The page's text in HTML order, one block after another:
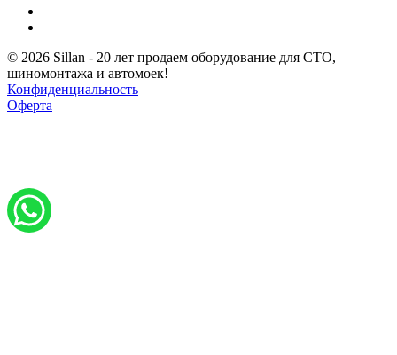
© 2026 Sillan - 20 лет продаем оборудование для СТО,
шиномонтажа и автомоек!
Конфиденциальность
Оферта